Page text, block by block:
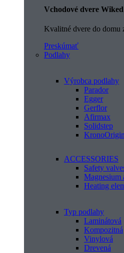
Vchodové dvere Wiked
Kvalitné dvere do domu
Preskúmať
Podlahy
Výrobca podlahy
Parador
Egger
Gerflor
Afirmax
Solidstep
ACCESSORIES
Safety
Magnesium
Heating
Typ podlahy
Laminátová
Kompozitná
Vinylová
Drevená